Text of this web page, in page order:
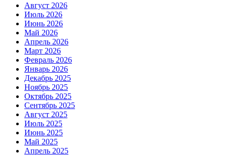
Август 2026
Июль 2026
Июнь 2026
Май 2026
Апрель 2026
Март 2026
Февраль 2026
Январь 2026
Декабрь 2025
Ноябрь 2025
Октябрь 2025
Сентябрь 2025
Август 2025
Июль 2025
Июнь 2025
Май 2025
Апрель 2025